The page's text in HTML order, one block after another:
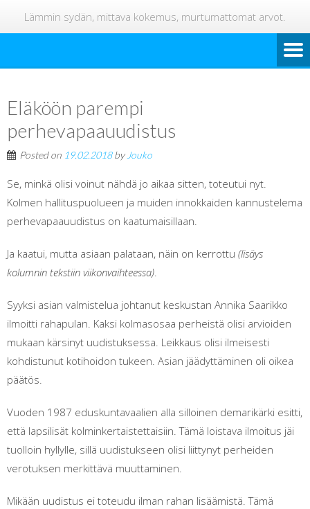
Lämmin sydän, mittava kokemus, murtumattomat arvot.
Eläköön parempi
perhevapaauudistus
Posted on 19.02.2018by Jouko
Se, minkä olisi voinut nähdä jo aikaa sitten, toteutui nyt.
Kolmen hallituspuolueen ja muiden innokkaiden kannustelema
perhevapaauudistus on kaatumaisillaan.
Ja kaatui, mutta asiaan palataan, näin on kerrottu (lisäys
kolumnin tekstiin viikonvaihteessa).
Syyksi asian valmistelua johtanut keskustan Annika Saarikko
ilmoitti rahapulan. Kaksi kolmasosaa perheistä olisi arvioiden
mukaan kärsinyt uudistuksessa. Leikkaus olisi ilmeisesti
kohdistunut kotihoidon tukeen. Asian jäädyttäminen oli oikea
päätös.
Vuoden 1987 eduskuntavaalien alla silloinen demarikärki esitti,
että lapsilisät kolminkertaistettaisiin. Tämä loistava ilmoitus jäi
tuolloin hyllylle, sillä uudistukseen olisi liittynyt perheiden
verotuksen merkittävä muuttaminen.
Mikään uudistus ei toteudu ilman rahan lisäämistä. Tämä